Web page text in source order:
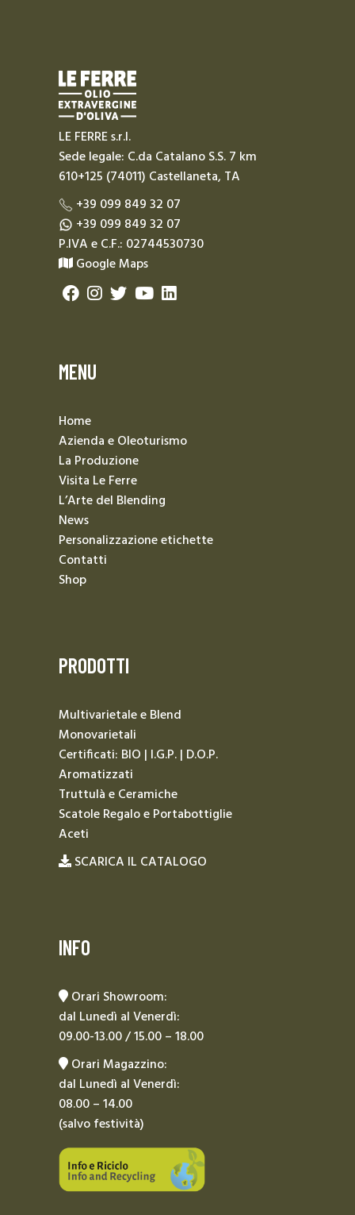
LE FERRE s.r.l.
Sede legale: C.da Catalano S.S. 7 km
610+125 (74011) Castellaneta, TA
+39 099 849 32 07
+39 099 849 32 07
P.IVA e C.F.: 02744530730
Google Maps
MENU
Home
Azienda e Oleoturismo
La Produzione
Visita Le Ferre
L’Arte del Blending
News
Personalizzazione etichette
Contatti
Shop
PRODOTTI
Multivarietale e Blend
Monovarietali
Certificati: BIO | I.G.P. | D.O.P.
Aromatizzati
Truttulà e Ceramiche
Scatole Regalo e Portabottiglie
Aceti
SCARICA IL CATALOGO
INFO
Orari Showroom:
dal Lunedì al Venerdì:
09.00-13.00 / 15.00 – 18.00
Orari Magazzino:
dal Lunedì al Venerdì:
08.00 – 14.00
(salvo festività)